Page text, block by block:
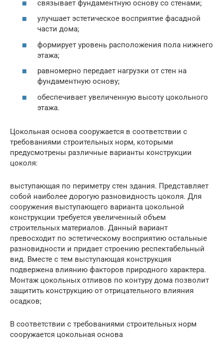
связывает фундаментную основу со стенами;
улучшает эстетическое восприятие фасадной
части дома;
формирует уровень расположения пола нижнего
этажа;
равномерно передает нагрузки от стен на
фундаментную основу;
обеспечивает увеличенную высоту цокольного
этажа.
Цокольная основа сооружается в соответствии с
требованиями строительных норм, которыми
предусмотрены различные варианты конструкции
цоколя:
выступающая по периметру стен здания. Представляет
собой наиболее дорогую разновидность цоколя. Для
сооружения выступающего варианта цокольной
конструкции требуется увеличенный объем
строительных материалов. Данный вариант
превосходит по эстетическому восприятию остальные
разновидности и придает строению респектабельный
вид. Вместе с тем выступающая конструкция
подвержена влиянию факторов природного характера.
Монтаж цокольных отливов по контуру дома позволит
защитить конструкцию от отрицательного влияния
осадков;
В соответствии с требованиями строительных норм
сооружается цокольная основа